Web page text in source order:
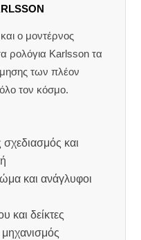
ο μοντέρνος
ρολόγια Karlsson τα
των πλέον
τον κόσμο.
και
και ανάγλυφοι
και δείκτες